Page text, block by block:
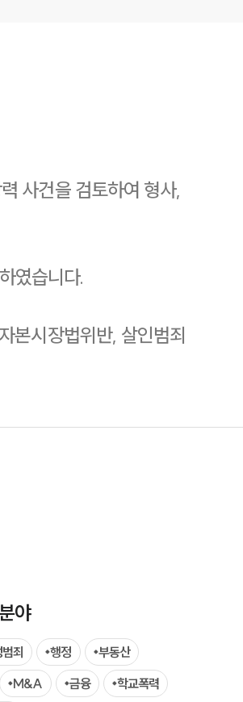
오시는 길
벌 파트너 로펌
의 소리
사건을 검토하여 형사,
였습니다.
본시장법위반, 살인범죄
야
죄 행정
부동산
M&A 금융
학교폭력